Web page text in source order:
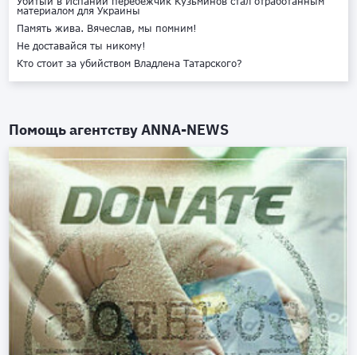
материалом для Украины
Память жива. Вячеслав, мы помним!
Не доставайся ты никому!
Кто стоит за убийством Владлена Татарского?
Помощь агентствуANNA-NEWS